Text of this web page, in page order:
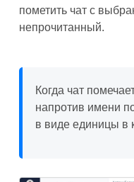
пометить чат с
непрочитанный.
Когда чат
напротив имени
в виде единицы в